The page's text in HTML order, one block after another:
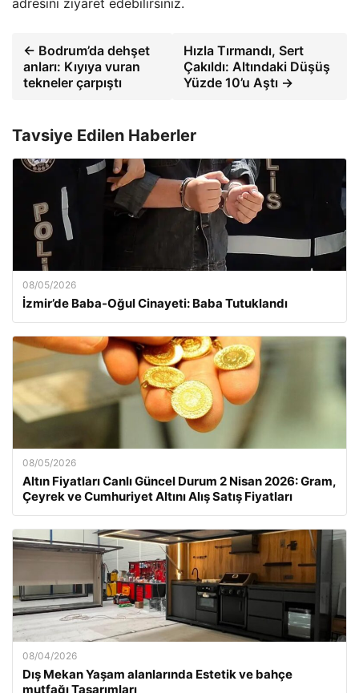
adresini ziyaret edebilirsiniz.
← Bodrum’da dehşet
anları: Kıyıya vuran
tekneler çarpıştı
Hızla Tırmandı, Sert
Çakıldı: Altındaki Düşüş
Yüzde 10’u Aştı →
Tavsiye Edilen Haberler
08/05/2026
İzmir’de Baba-Oğul Cinayeti: Baba Tutuklandı
08/05/2026
Altın Fiyatları Canlı Güncel Durum 2 Nisan 2026: Gram,
Çeyrek ve Cumhuriyet Altını Alış Satış Fiyatları
08/04/2026
Dış Mekan Yaşam alanlarında Estetik ve bahçe
mutfağı Tasarımları